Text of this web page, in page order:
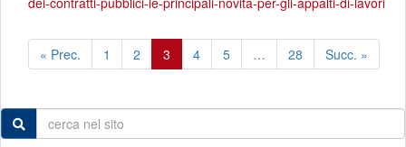
« Prec. 1 2 3 4 5 … 28 Succ. »